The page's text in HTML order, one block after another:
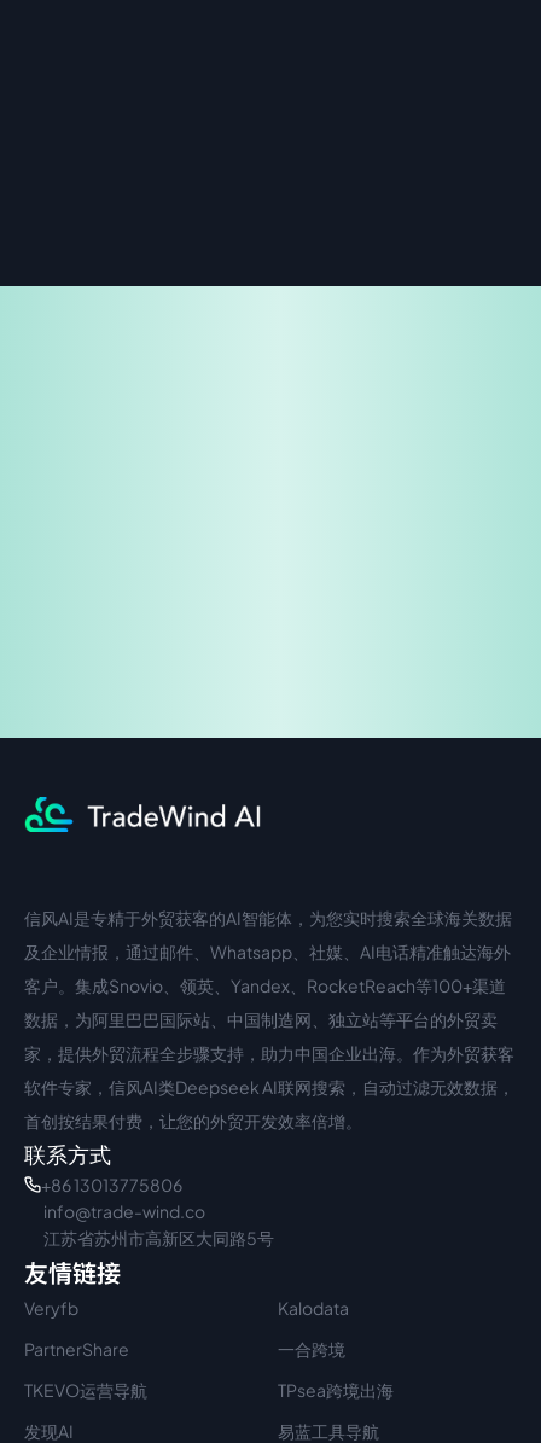
中文入口
信风AI是专精于外贸获客的AI智能体，为您实时搜索全球海关数据
及企业情报，通过邮件、Whatsapp、社媒、AI电话精准触达海外
客户。集成Snovio、领英、Yandex、RocketReach等100+渠道
数据，为阿里巴巴国际站、中国制造网、独立站等平台的外贸卖
家，提供外贸流程全步骤支持，助力中国企业出海。作为外贸获客
软件专家，信风AI类Deepseek AI联网搜索，自动过滤无效数据，
首创按结果付费，让您的外贸开发效率倍增。
联系方式
+86 13013775806
info@trade-wind.co
江苏省苏州市高新区大同路5号
友情链接
Veryfb
Kalodata
PartnerShare
一合跨境
TKEVO运营导航
TPsea跨境出海
发现AI
易蓝工具导航